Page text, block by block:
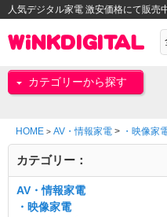
人気デジタル家電 激安価格にて販売
カテゴリーから探す
HOME > AV・情報家電 > ・映像家
カテゴリー：
AV・情報家電
・映像家電